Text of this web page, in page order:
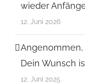
wieder
12. Juni 2026
Dein Wunsch
12. Juni 2025